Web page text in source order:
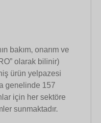
bakım, onarım ve
olarak bilinir)
ürün yelpazesi
genelinde 157
için her sektöre
sunmaktadır.